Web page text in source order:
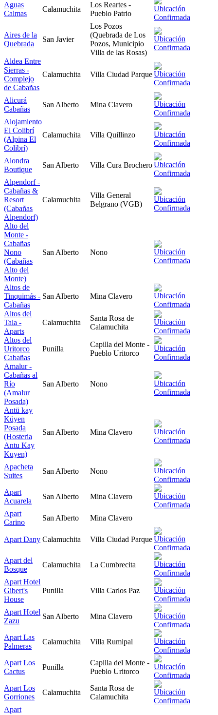
Aguas
Calmas
Calamuchita
Los Reartes -
Pueblo Patrio
Aires de la
Quebrada
San Javier
Los Pozos
(Quebrada de Los
Pozos, Municipio
Villa de las Rosas)
Aldea Entre
Sierras -
Complejo
de Cabañas
Calamuchita Villa Ciudad Parque
Alicurá
Cabañas
San Alberto Mina Clavero
Alojamiento
El Colibrí
(Alpina El
Colibrí)
Calamuchita Villa Quillinzo
Alondra
Boutique
San Alberto Villa Cura Brochero
Alpendorf -
Cabañas &
Resort
(Cabañas
Alpendorf)
Calamuchita
Villa General
Belgrano (VGB)
Alto del
Monte -
Cabañas
Nono
(Cabañas
Alto del
Monte)
San Alberto Nono
Altos de
Tinquimás -
Cabañas
San Alberto Mina Clavero
Altos del
Tala -
Aparts
Calamuchita
Santa Rosa de
Calamuchita
Altos del
Uritorco
Cabañas
Punilla
Capilla del Monte -
Pueblo Uritorco
Amalur -
Cabañas al
Río
(Amalur
Posada)
San Alberto Nono
Antü kay
Küyen
Posada
(Hosteria
Antu Kay
Kuyen)
San Alberto Mina Clavero
Apacheta
Suites
San Alberto Nono
Apart
Acuarela
San Alberto Mina Clavero
Apart
Carino
San Alberto Mina Clavero
Apart Dany Calamuchita Villa Ciudad Parque
Apart del
Bosque
Calamuchita La Cumbrecita
Apart Hotel
Gibert's
House
Punilla Villa Carlos Paz
Apart Hotel
Zazu
San Alberto Mina Clavero
Apart Las
Palmeras
Calamuchita Villa Rumipal
Apart Los
Cactus
Punilla
Capilla del Monte -
Pueblo Uritorco
Apart Los
Gorriones
Calamuchita
Santa Rosa de
Calamuchita
Apart